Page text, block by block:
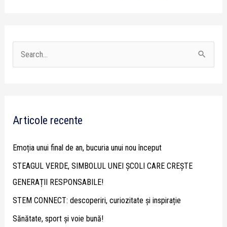
c
o
r
:
Articole recente
Emoția unui final de an, bucuria unui nou început
STEAGUL VERDE, SIMBOLUL UNEI ȘCOLI CARE CREȘTE
GENERAȚII RESPONSABILE!
STEM CONNECT: descoperiri, curiozitate și inspirație
Sănătate, sport și voie bună!